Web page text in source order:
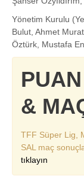
Yönetim Kurulu
Bulut, Ahmet
Öztürk, Mustafa
&
TFF Süper Lig,
SAL maç
tıklayın